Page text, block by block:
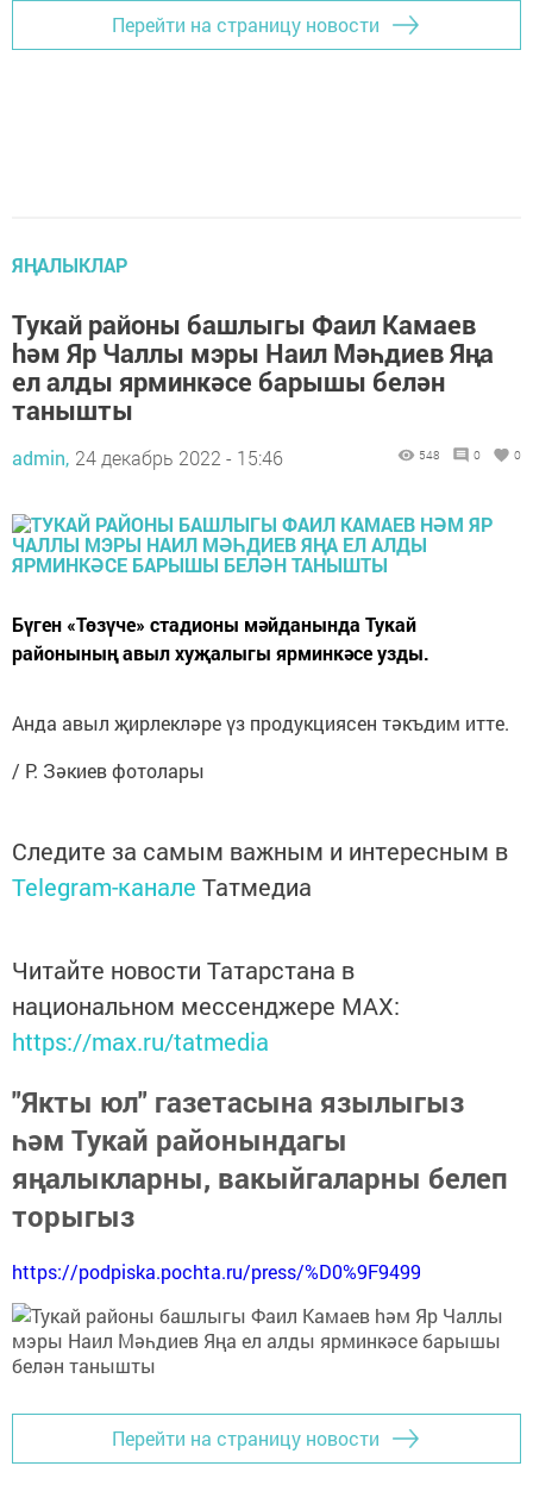
Перейти на страницу новости
ЯҢАЛЫКЛАР
Тукай районы башлыгы Фаил Камаев
hәм Яр Чаллы мэры Наил Мәһдиев Яңа
ел алды ярминкәсе барышы белән
танышты
admin, 24 декабрь 2022 - 15:46 548 0 0
Бүген «Төзүче» стадионы мәйданында Тукай
районының авыл хуҗалыгы ярминкәсе узды.
Анда авыл җирлекләре үз продукциясен тәкъдим итте.
/ Р. Зәкиев фотолары
Следите за самым важным и интересным в
Telegram-канале Татмедиа
Читайте новости Татарстана в
национальном мессенджере MАХ:
https://max.ru/tatmedia
"Якты юл" газетасына язылыгыз
һәм Тукай районындагы
яңалыкларны, вакыйгаларны белеп
торыгыз
https://podpiska.pochta.ru/press/%D0%9F9499
Перейти на страницу новости